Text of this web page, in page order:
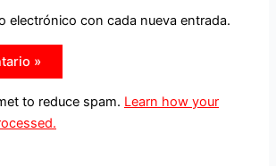
electrónico con cada nueva entrada.
to reduce spam. Learn how your